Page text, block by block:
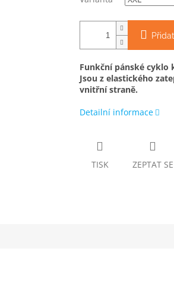
Funkční pánské cyklo
Jsou z elastického
vnitřní straně.
Detailní informace
TISK ZEPTAT SE